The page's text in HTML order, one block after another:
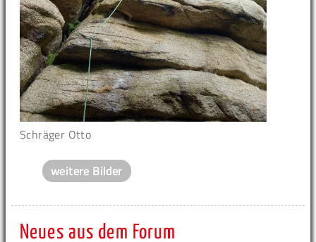
Schräger Otto
weitere Bilder
Neues aus dem Forum